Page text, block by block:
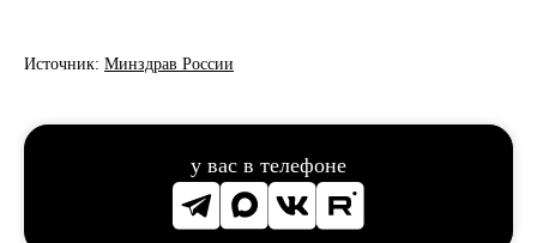
Источник: Минздрав России
у вас в телефоне